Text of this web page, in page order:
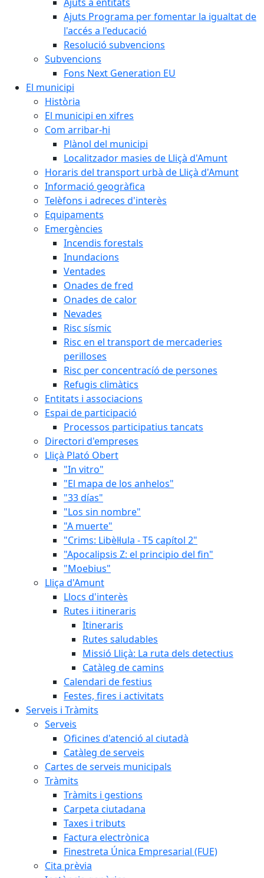
Ajuts Programa per fomentar la igualtat de
l'accés a l'educació
Resolució subvencions
Subvencions
Fons Next Generation EU
El municipi
Història
El municipi en xifres
Com arribar-hi
Plànol del municipi
Localitzador masies de Lliçà d'Amunt
Horaris del transport urbà de Lliçà d'Amunt
Informació geogràfica
Telèfons i adreces d'interès
Equipaments
Emergències
Incendis forestals
Inundacions
Ventades
Onades de fred
Onades de calor
Nevades
Risc sísmic
Risc en el transport de mercaderies
perilloses
Risc per concentracíó de persones
Refugis climàtics
Entitats i associacions
Espai de participació
Processos participatius tancats
Directori d'empreses
Lliçà Plató Obert
"In vitro"
"El mapa de los anhelos"
"33 días"
"Los sin nombre"
"A muerte"
"Crims: Libèl·lula - T5 capítol 2"
"Apocalipsis Z: el principio del fin"
"Moebius"
Lliça d'Amunt
Llocs d'interès
Rutes i itineraris
Itineraris
Rutes saludables
Missió Lliçà: La ruta dels detectius
Catàleg de camins
Calendari de festius
Festes, fires i activitats
Serveis i Tràmits
Serveis
Oficines d'atenció al ciutadà
Catàleg de serveis
Cartes de serveis municipals
Tràmits
Tràmits i gestions
Carpeta ciutadana
Taxes i tributs
Factura electrònica
Finestreta Única Empresarial (FUE)
Cita prèvia